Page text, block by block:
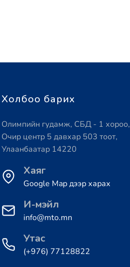
Холбоо барих
Олимпийн гудамж, СБД - 1 хороо,
Очир центр 5 давхар 503 тоот,
Улаанбаатар 14220
Хаяг
Google Map дээр харах
И-мэйл
info@mto.mn
Утас
(+976) 77128822